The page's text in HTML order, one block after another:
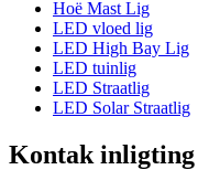
Hoë Mast Lig
LED vloed lig
LED High Bay Lig
LED tuinlig
LED Straatlig
LED Solar Straatlig
Kontak inligting